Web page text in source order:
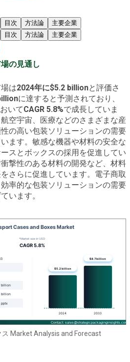
目次 方法論
主要企業
目次 方法論
主要企業
の見通し
は2024年に$5.2 billionと評価さ
に達すると予測されており、
いてCAGR 5.8%で成長していま
空宇宙、医療などのさまざまな産
の高い包装ソリューションの需要
ます。敏感な機器や材料の安全な
スとボックスの採用を促進してい
撃性のある材料の開発など、材料
さらに促進しています。電子商取
率的な包装ソリューションの需要
います。
Market Analysis and Forecast